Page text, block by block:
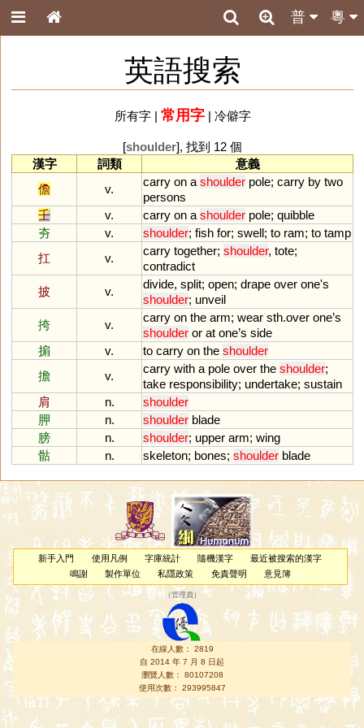
粵
普
英語搜索
所有字| 常用字| 冷僻字
[shoulder], 找到 12 個
漢字
詞類
意義
儋
v.
carry on a shoulder pole; carry by two
persons
壬
v. carry on a shoulder pole; quibble
夯
v. shoulder; fish for; swell; to ram; to tamp
扛
v.
carry together; shoulder, tote;
contradict
披
v.
divide, split; open; drape over one's
shoulder; unveil
挎
v.
carry on the arm; wear sth.over one’s
shoulder or at one’s side
掮
v. to carry on the shoulder
擔
v.
carry with a pole over the shoulder;
take responsibility; undertake; sustain
肩
n.
shoulder
胛
n. shoulder blade
膀
n. shoulder; upper arm; wing
骷
n. skeleton; bones; shoulder blade
新手入門 使用凡例 字庫統計 隨機漢字
最近被搜索的漢字
鳴謝
製作單位 私隱政策 免責聲明 意見簿
（管理員 ）
在線人數： 2819
自 2014 年 7 月 8 日起
瀏覽人數： 80107208
使用次數： 293995847